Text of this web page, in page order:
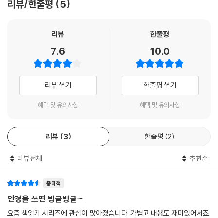
리뷰/한줄평 5
리뷰
7.6
리뷰 쓰기
혜택 및 유의사항
한줄평
10.0
한줄평 쓰기
혜택 및 유의사항
리뷰 3 한줄평 2
리뷰전체 추천순
종이책
안경을 쓰면 빙글빙글~
요즘 책읽기 시리즈에 관심이 많아졌습니다. 가볍고 내용도 재미있어서죠.